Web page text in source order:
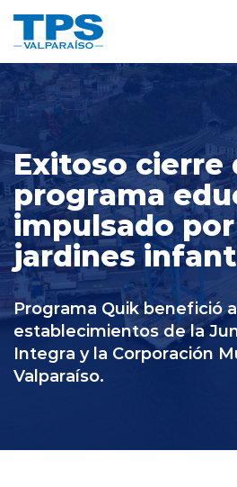
Somos TPS
Nuestra Visión
Servicios y Tarifas
Políticas y
Prensa
Exitoso cierre
programa
impulsado por
jardines
Programa Quik benefició
establecimientos de la
Integra y la Corporación
Valparaíso.